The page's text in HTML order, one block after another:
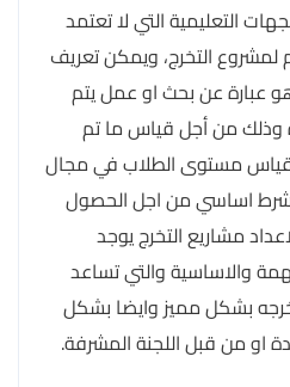
التعليمية التي لا تعتمد
لمشروع التخرج، ويمكن تعريف
عبارة عن بحث او عمل يتم
وذلك من أجل قياس ما تم
لقياس مستوى الطلاب في مجال
شرط اساسي من اجل الحصول
مشاريع التخرج يوجد
والاساسية والتي تساعد
بشكل مميز وايضا بشكل
او من قبل اللجنة المشرفة.